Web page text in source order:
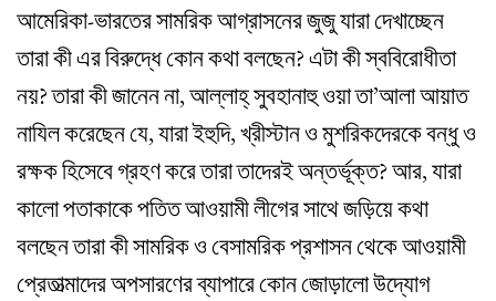
আমেরিকা-ভারতের সামরিক আগ্রাসনের জুজু যারা দেখাচ্ছেন
তারা কী এর বিরুদ্ধে কোন কথা বলছেন? এটা কী স্ববিরোধীতা
নয়? তারা কী জানেন না, আল্লাহ্‌ সুবহানাহু ওয়া তা’আলা আয়াত
নাযিল করেছেন যে, যারা ইহুদি, খ্রীস্টান ও মুশরিকদেরকে বন্ধু ও
রক্ষক হিসেবে গ্রহণ করে তারা তাদেরই অন্তর্ভূক্ত? আর, যারা
কালো পতাকাকে পতিত আওয়ামী লীগের সাথে জড়িয়ে কথা
বলছেন তারা কী সামরিক ও বেসামরিক প্রশাসন থেকে আওয়ামী
প্রেতাত্মাদের অপসারণের ব্যাপারে কোন জোড়ালো উদ্যোগ